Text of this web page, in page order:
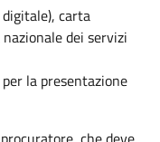
carta
dei servizi
la presentazione